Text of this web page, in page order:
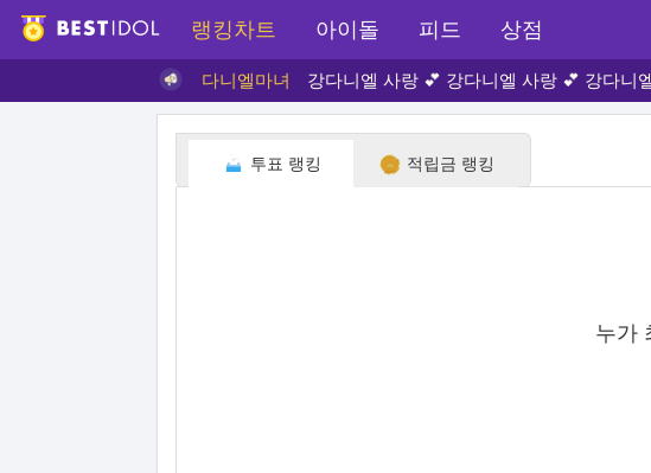
랭킹차트 아이돌 피드 상점
다니엘마녀 강다니엘 사랑 💕 강다니엘 사랑 💕 강다니
투표 랭킹 적립금 랭킹
누가